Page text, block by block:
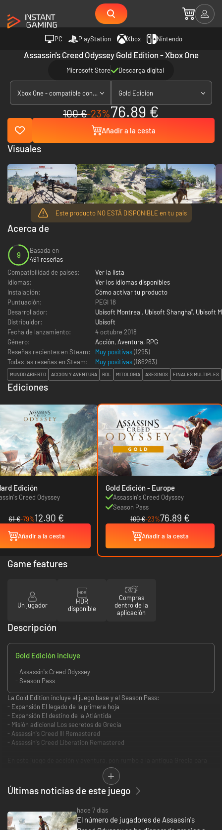
PC PlayStation Xbox Nintendo
Assassin's Creed Odyssey Gold Edition - Xbox One
Microsoft Store Descarga digital
Xbox One - compatible con Xbox Series X|S Gold Edición
100 €-23%76.89 €
Añadir a la cesta
Este producto NO ESTÁ DISPONIBLE en tu país
Acerca de
9
Basada en
491 reseñas
Compatibilidad de países:
Ver la lista
Idiomas:
Ver los idiomas disponibles
Instalación:
Cómo activar tu producto
Puntuación:
PEGI 18
Desarrollador:
Ubisoft Montreal, Ubisoft Shanghaï, Ubisoft
Distribuidor:
Ubisoft
Fecha de lanzamiento:
4 octubre 2018
Género:
Acción, Aventura, RPG
Reseñas recientes en Steam:
Muy positivas(1295)
Todas las reseñas en Steam:
Muy positivas(186263)
MUNDO ABIERTO ACCIÓN Y AVENTURA ROL MITOLOGÍA ASESINOS FINALES MÚLTIPLES
Ediciones
Edición
Creed Odyssey
61 €-79%12.90 €
Añadir a la cesta
Gold Edición - Europe
Assassin's Creed Odyssey
Season Pass
100 €-23%76.89 €
Añadir a la cesta
Visuales
Game features
Un jugador
HDR
disponible
Compras
dentro de la
aplicación
Descripción
Gold Edición incluye
- Assassin's Creed Odyssey
- Season Pass
La Gold Edition incluye el juego base y el Season Pass:
- Expansión El legado de la primera hoja
- Expansión El destino de la Atlántida
- Misión adicional Los secretos de Grecia
- Assassin's Creed III Remastered
- Assassin's Creed Liberation Remastered
cambiar su destino. Participa en cruentas batallas por tierra y mar,
cambia una vida de marginación por la gloria y descubre los secretos de
tu pasado.
Forja tu odisea en un mundo que está al borde del caos y enfréntate a
criaturas míticas para convertirte en un héroe espartano legendario.
Últimas noticias de este juego
hace 7 días
El número de jugadores de Assassin's